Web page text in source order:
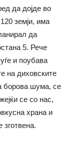
да дојде во
земји, има
да
5. Рече
и поубава
на диховските
борова шума, се
се со нас,
храна и
зготвена.